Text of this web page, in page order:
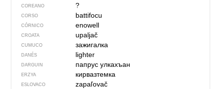
COREANO ?
CORSO battifocu
CÓRNICO enowell
CROATA upaljač
CUMUCO зажигалка
DANÉS lighter
DARGUIN папрус улкахъан
ERZYA кирвазтемка
ESLOVACO zapaľovač